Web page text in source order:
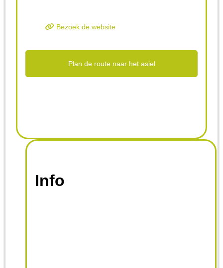
Bezoek de website
Plan de route naar het asiel
Info